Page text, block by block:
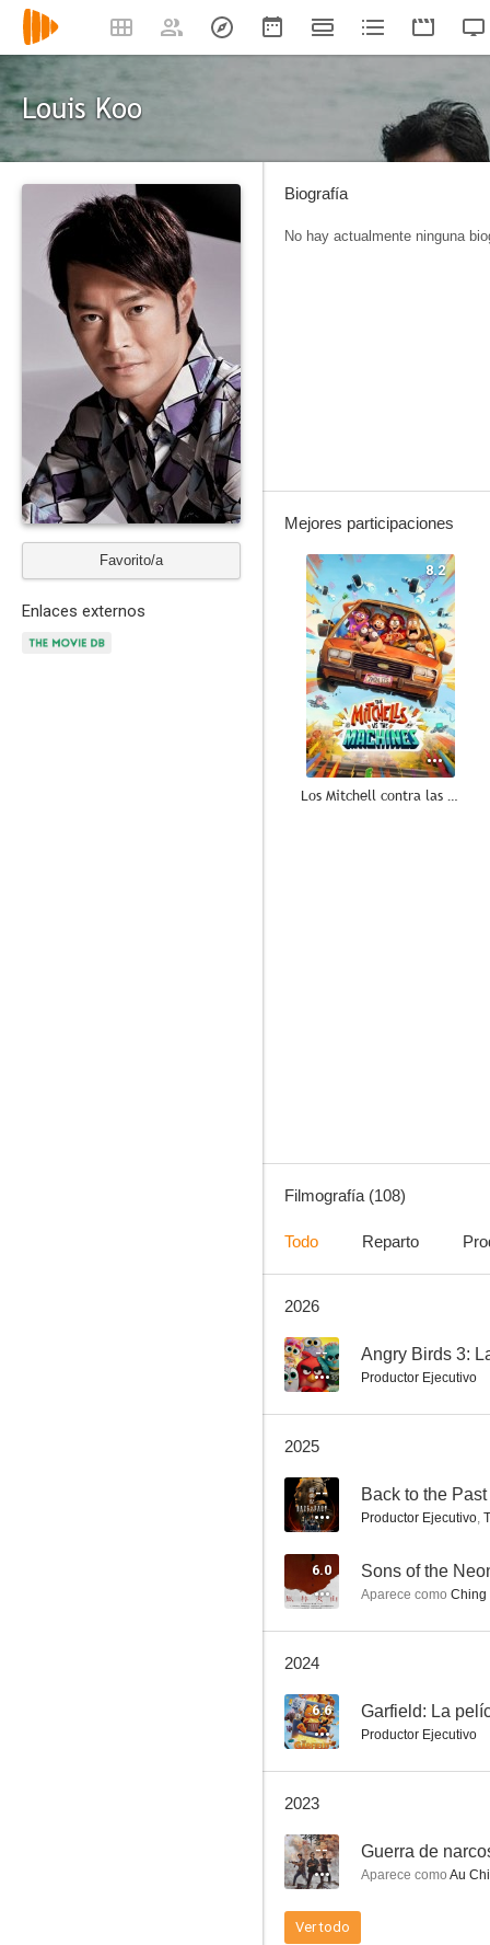
Louis Koo
Favorito/a
Enlaces externos
Biografía
No hay actualmente ninguna
Mejores participaciones
8.2
Los Mitchell contra las máquinas
8.0
Overheard
7.9
7.0
Filmografía (108)
Todo Reparto
2026
-- Angry Birds 3:
Productor Ejecutivo
2025
-- Back to the Past
Productor Ejecutivo,
6.0 Sons of the
Aparece como Ching
2024
6.6 Garfield: La
Productor Ejecutivo
2023
-- Guerra de
Aparece como Au
Ver todo